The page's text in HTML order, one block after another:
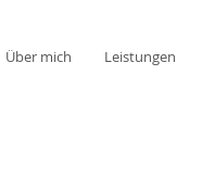
Über mich Leistungen